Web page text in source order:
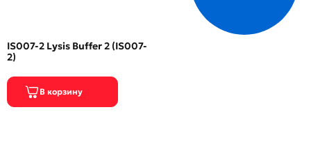
IS007-2 Lysis Buffer 2 (IS007-
2)